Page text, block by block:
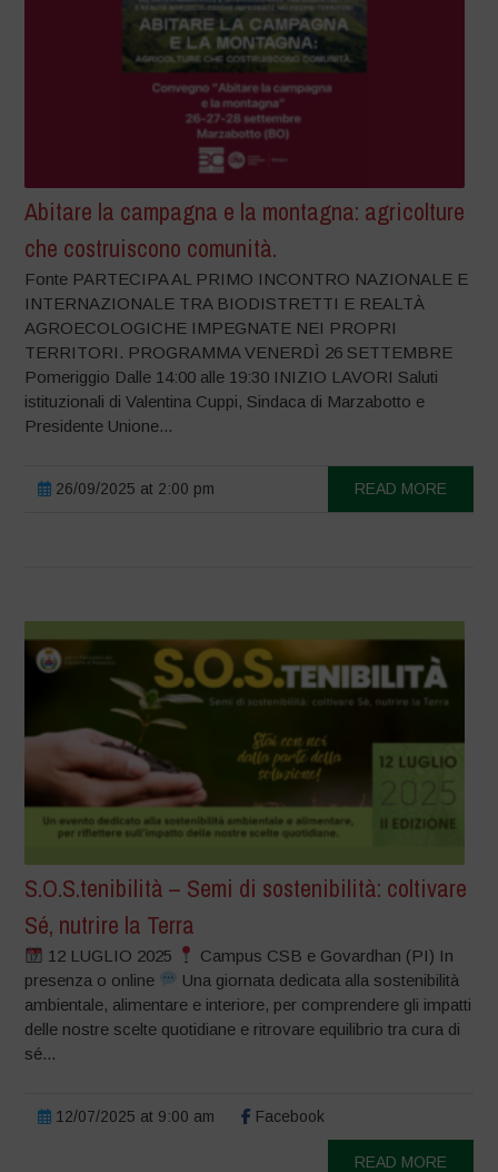
Abitare la campagna e la montagna: agricolture
che costruiscono comunità.
Fonte PARTECIPA AL PRIMO INCONTRO NAZIONALE E
INTERNAZIONALE TRA BIODISTRETTI E REALTÀ
AGROECOLOGICHE IMPEGNATE NEI PROPRI
TERRITORI. PROGRAMMA VENERDÌ 26 SETTEMBRE
Pomeriggio Dalle 14:00 alle 19:30 INIZIO LAVORI Saluti
istituzionali di Valentina Cuppi, Sindaca di Marzabotto e
Presidente Unione...
26/09/2025 at 2:00 pm READ MORE
S.O.S.tenibilità – Semi di sostenibilità: coltivare
Sé, nutrire la Terra
12 LUGLIO 2025
Campus CSB e Govardhan (PI) In
presenza o online
Una giornata dedicata alla sostenibilità
ambientale, alimentare e interiore, per comprendere gli impatti
delle nostre scelte quotidiane e ritrovare equilibrio tra cura di
sé...
12/07/2025 at 9:00 am Facebook
READ MORE